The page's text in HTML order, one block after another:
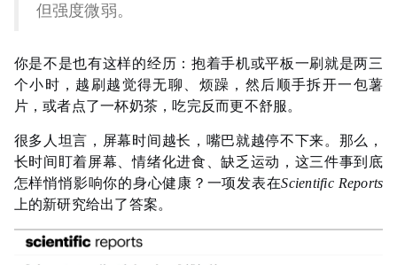
但强度微弱。
你是不是也有这样的经历：抱着手机或平板一刷就是两三
个小时，越刷越觉得无聊、烦躁，然后顺手拆开一包薯
片，或者点了一杯奶茶，吃完反而更不舒服。
很多人坦言，屏幕时间越长，嘴巴就越停不下来。那么，
长时间盯着屏幕、情绪化进食、缺乏运动，这三件事到底
怎样悄悄影响你的身心健康？一项发表在Scientific Reports
上的新研究给出了答案。